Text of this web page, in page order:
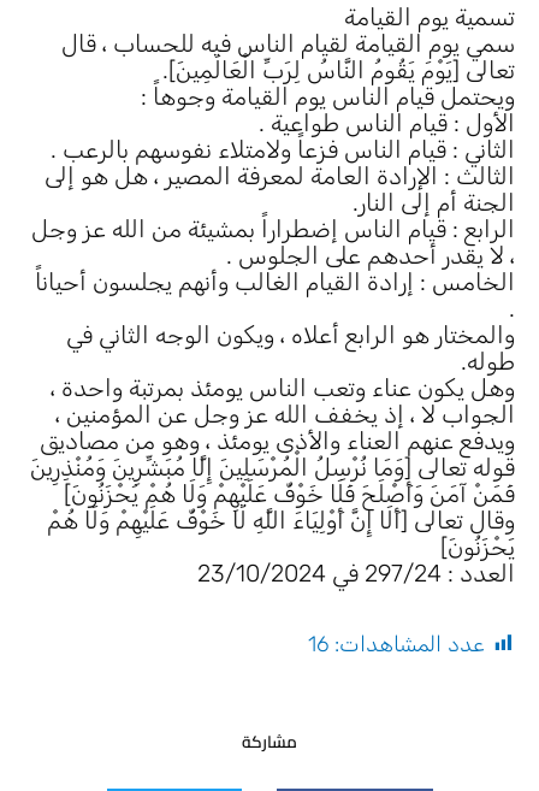
تسمية يوم القيامة
سمي يوم القيامة لقيام الناس فيه للحساب ، قال
تعالى [يَوْمَ يَقُومُ النَّاسُ لِرَبِّ الْعَالَمِينَ].
ويحتمل قيام الناس يوم القيامة وجوهاً :
الأول : قيام الناس طواعية .
الثاني : قيام الناس فزعاً ولامتلاء نفوسهم بالرعب .
الثالث : الإرادة العامة لمعرفة المصير ، هل هو إلى
الجنة أم إلى النار.
الرابع : قيام الناس إضطراراً بمشيئة من الله عز وجل
، لا يقدر أحدهم على الجلوس .
الخامس : إرادة القيام الغالب وأنهم يجلسون أحياناً
.
والمختار هو الرابع أعلاه ، ويكون الوجه الثاني في
طوله.
وهل يكون عناء وتعب الناس يومئذ بمرتبة واحدة ،
الجواب لا ، إذ يخفف الله عز وجل عن المؤمنين ،
ويدفع عنهم العناء والأذى يومئذ ، وهو من مصاديق
قوله تعالى [وَمَا نُرْسِلُ الْمُرْسَلِينَ إِلَّا مُبَشِّرِينَ وَمُنْذِرِينَ
فَمَنْ آمَنَ وَأَصْلَحَ فَلَا خَوْفٌ عَلَيْهِمْ وَلَا هُمْ يَحْزَنُونَ]
وقال تعالى [أَلَا إِنَّ أَوْلِيَاءَ اللَّهِ لَا خَوْفٌ عَلَيْهِمْ وَلَا هُمْ
يَحْزَنُونَ]
العدد : 297/24 في 23/10/2024
عدد المشاهدات: 16
مشاركة